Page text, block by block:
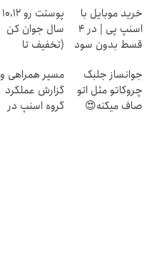
خرید موبایل با
اسنپ پی | در ۴
قسط بدون سود
پوستت رو 10،12
سال جوان کن
(تخفیف تا
جوانساز جلبک
چروکاتو مثل اتو
صاف میکنه😍
مسیر همراهی و
گزارش عملکرد
گروه اسنپ در